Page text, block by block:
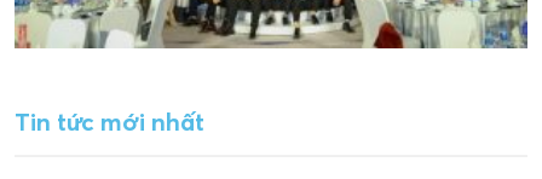
Tin tức mới nhất